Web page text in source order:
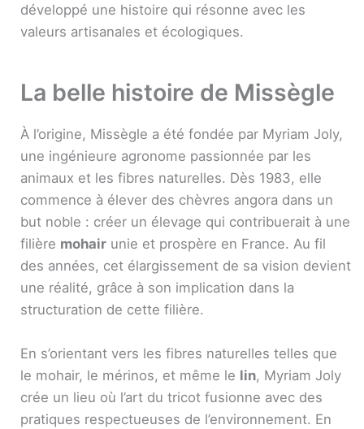
développé une histoire qui résonne avec les
valeurs artisanales et écologiques.
La belle histoire de Missègle
À l’origine, Missègle a été fondée par Myriam Joly,
une ingé­nieure agronome passionnée par les
animaux et les fibres naturelles. Dès 1983, elle
commence à élever des chèvres angora dans un
but noble : créer un élevage qui contribuerait à une
filière mohair unie et prospère en France. Au fil
des années, cet élargissement de sa vision devient
une réalité, grâce à son implication dans la
structuration de cette filière.
En s’orientant vers les fibres naturelles telles que
le mohair, le mérinos, et même le lin, Myriam Joly
crée un lieu où l’art du tricot fusionne avec des
pratiques respectueuses de l’environnement. En